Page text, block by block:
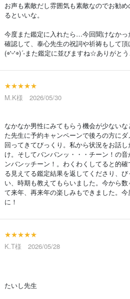
お声も素敵だし雰囲気も素敵なのでお勧
るといいな。
今度また鑑定に入れたら…今回聞けなか
確認して、泰心先生の祝詞や祈祷もして
(⌯'ᵕ'⌯)´-また鑑定に並びますね☆ありがと
★★★★★
M.K様 2026/05/30
なかなか男性にみてもらう機会が少ない
た先生に予約キャンペーンで後ろの方に
回ってきてびっくり。私から状況をお話
け。そしてバンバンッ・・・チーン！の
ンバンッチーン！。わくわくしてると的
る見えてる鑑定結果を返してくださり、
い、時期も教えてもらいました。今から
て来年、再来年の楽しみもできました。
に！
★★★★★
K.T様 2026/05/28
たいし先生